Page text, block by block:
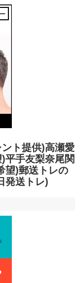
】本田望結さん、さらに可
華アナ 「朗読劇」ヴィジ
！！【GIF動画あり】
】大阪府警のおっさんへの
映像が公開される。当然の
抗だったことが発覚
Google、Geminiが大赤
のマイナスキャッシュフロ
NEW!
】タクシー運転手、儲かり
が判明ｗｗｗｗｗｗｗｗｗ
ｗｗｗｗｗｗｗｗｗｗｗ
！【GIF動画あり】 NEW!
「タイムカプセル」約束
私だけで鬱。担任さえ覚え
ｗｗ
て黄砂が付着したメガネの
ほうがいいって言われた」
道の西武・源田 プレミア
湾密会で「侍ジャパンか
機… 妻は『元乃木坂
ツイートがとんでもな
ト提供)高瀬愛
平手友梨奈尾関
望)郵送トレの
発送トレ)